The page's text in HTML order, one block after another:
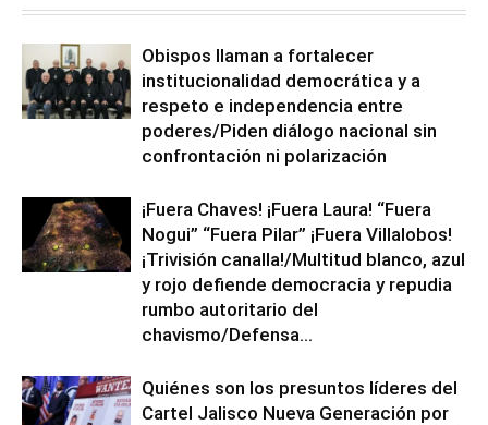
Obispos llaman a fortalecer
institucionalidad democrática y a
respeto e independencia entre
poderes/Piden diálogo nacional sin
confrontación ni polarización
¡Fuera Chaves! ¡Fuera Laura! “Fuera
Nogui” “Fuera Pilar” ¡Fuera Villalobos!
¡Trivisión canalla!/Multitud blanco, azul
y rojo defiende democracia y repudia
rumbo autoritario del
chavismo/Defensa...
Quiénes son los presuntos líderes del
Cartel Jalisco Nueva Generación por